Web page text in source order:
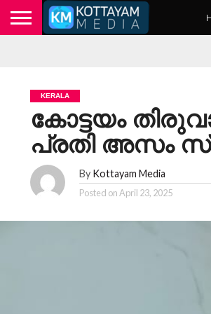
KERALA
കോട്ടയം
പ്രതി അസം
By Kottayam Media
Posted onApril 23, 2025